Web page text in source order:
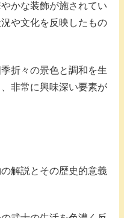
かな装飾が施されてい
や文化を反映したもの
折々の景色と調和を生
非常に興味深い要素が
解説とその歴史的意義